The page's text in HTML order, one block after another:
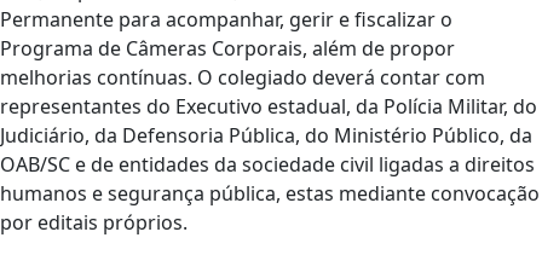
Permanente para acompanhar, gerir e fiscalizar o
Programa de Câmeras Corporais, além de propor
melhorias contínuas. O colegiado deverá contar com
representantes do Executivo estadual, da Polícia Militar, do
Judiciário, da Defensoria Pública, do Ministério Público, da
OAB/SC e de entidades da sociedade civil ligadas a direitos
humanos e segurança pública, estas mediante convocação
por editais próprios.